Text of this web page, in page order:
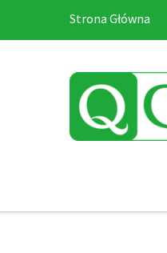
Strona Główna